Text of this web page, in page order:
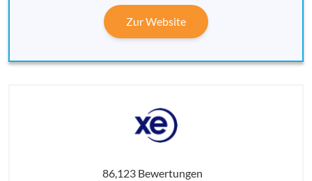
Zur Website
86,123 Bewertungen